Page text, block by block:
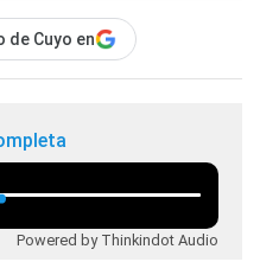
de Cuyo en
Powered by Thinkindot Audio